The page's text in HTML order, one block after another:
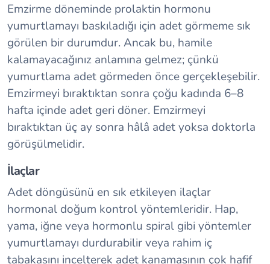
Emzirme döneminde prolaktin hormonu
yumurtlamayı baskıladığı için adet görmeme sık
görülen bir durumdur. Ancak bu, hamile
kalamayacağınız anlamına gelmez; çünkü
yumurtlama adet görmeden önce gerçekleşebilir.
Emzirmeyi bıraktıktan sonra çoğu kadında 6–8
hafta içinde adet geri döner. Emzirmeyi
bıraktıktan üç ay sonra hâlâ adet yoksa doktorla
görüşülmelidir.
İlaçlar
Adet döngüsünü en sık etkileyen ilaçlar
hormonal doğum kontrol yöntemleridir. Hap,
yama, iğne veya hormonlu spiral gibi yöntemler
yumurtlamayı durdurabilir veya rahim iç
tabakasını incelterek adet kanamasının çok hafif